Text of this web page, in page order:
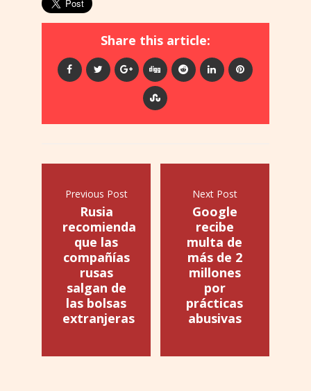
Share this article:
Previous Post
Rusia
recomienda
que las
compañías
rusas
salgan de
las bolsas
extranjeras
Next Post
Google
recibe
multa de
más de 2
millones
por
prácticas
abusivas